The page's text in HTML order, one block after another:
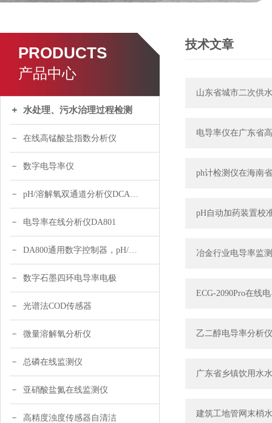
PRODUCTS
产品中心
水处理、污水治理过程检测
在线高锰酸盐指数分析仪
数字电导率仪
pH/溶解氧双通道分析仪DCA120
电导率在线分析仪DA801
DA800通用数字控制器，pH/DO/ORP多参数
数字石墨四环电导率电极
光谱法COD传感器
微量溶解氧分析仪
总磷在线监测仪
亚硝酸盐氮在线监测仪
高精度浊度传感器自清洁
技术文章
山东省城市二次供
电导率仪在广东省
ph计检测仪在海南
pH自动加药装置校
冶金行业电导率监
ECG-2090Pro在线
乙二醇电导率分析
广东省乡镇饮用水
建筑工地管网末梢